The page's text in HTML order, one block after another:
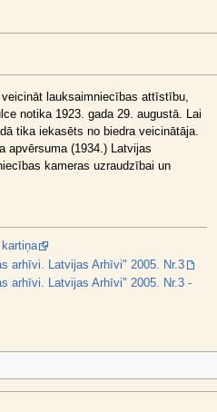
lauksaimniecības attīstību,
notika 1923. gada 29. augustā. Lai
tika iekasēts no biedra veicinātāja.
apvērsuma (1934.) Latvijas
kameras uzraudzībai un
arhīvi. Latvijas Arhīvi" 2005. Nr.3
arhīvi. Latvijas Arhīvi" 2005. Nr.3 -